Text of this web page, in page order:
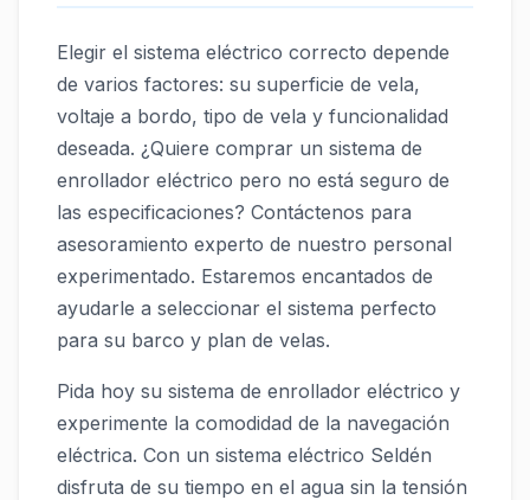
Elegir el sistema eléctrico correcto depende
de varios factores: su superficie de vela,
voltaje a bordo, tipo de vela y funcionalidad
deseada. ¿Quiere comprar un sistema de
enrollador eléctrico pero no está seguro de
las especificaciones? Contáctenos para
asesoramiento experto de nuestro personal
experimentado. Estaremos encantados de
ayudarle a seleccionar el sistema perfecto
para su barco y plan de velas.
Pida hoy su sistema de enrollador eléctrico y
experimente la comodidad de la navegación
eléctrica. Con un sistema eléctrico Seldén
disfruta de su tiempo en el agua sin la tensión